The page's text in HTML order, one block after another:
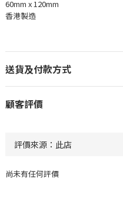
60mm x 120mm
香港製造
送貨及付款方式
顧客評價
尚未有任何評價